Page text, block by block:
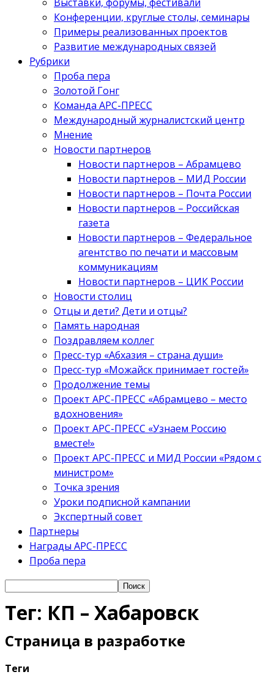
Конференции, круглые столы, семинары
Примеры реализованных проектов
Развитие международных связей
Рубрики
Проба пера
Золотой Гонг
Команда АРС-ПРЕСС
Международный журналистский центр
Мнение
Новости партнеров
Новости партнеров – Абрамцево
Новости партнеров – МИД России
Новости партнеров – Почта России
Новости партнеров – Российская
газета
Новости партнеров – Федеральное
агентство по печати и массовым
коммуникациям
Новости партнеров – ЦИК России
Новости столиц
Отцы и дети? Дети и отцы?
Память народная
Поздравляем коллег
Пресс-тур «Абхазия – страна души»
Пресс-тур «Можайск принимает гостей»
Продолжение темы
Проект АРС-ПРЕСС «Абрамцево – место
вдохновения»
Проект АРС-ПРЕСС «Узнаем Россию
вместе!»
Проект АРС-ПРЕСС и МИД России «Рядом с
министром»
Точка зрения
Уроки подписной кампании
Экспертный совет
Партнеры
Награды АРС-ПРЕСС
Проба пера
Тег: КП – Хабаровск
Страница в разработке
Теги